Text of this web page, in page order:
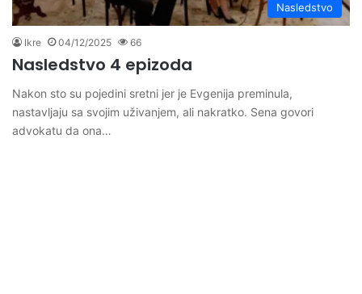
Nasledstvo
Ikre 04/12/2025 66
Nasledstvo 4 epizoda
Nakon sto su pojedini sretni jer je Evgenija preminula,
nastavljaju sa svojim uživanjem, ali nakratko. Sena govori
advokatu da ona…